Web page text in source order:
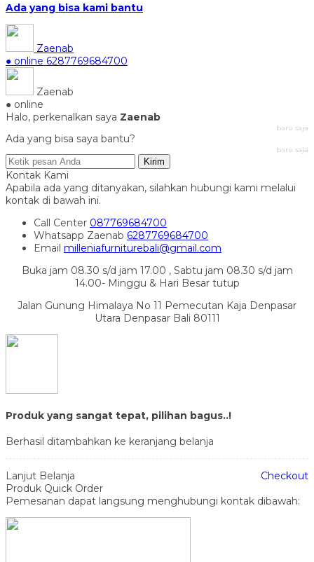
Ada yang bisa kami bantu
Zaenab
● online 6287769684700
Zaenab
● online
Halo, perkenalkan saya Zaenab
baru saja
Ada yang bisa saya bantu?
baru saja
Kirim
Kontak Kami
Apabila ada yang ditanyakan, silahkan hubungi kami melalui
kontak di bawah ini.
Call Center 087769684700
Whatsapp Zaenab 6287769684700
Email milleniafurniturebali@gmail.com
Buka jam 08.30 s/d jam 17.00 , Sabtu jam 08.30 s/d jam
14.00- Minggu & Hari Besar tutup
Jalan Gunung Himalaya No 11 Pemecutan Kaja Denpasar
Utara Denpasar Bali 80111
Produk yang sangat tepat, pilihan bagus..!
Berhasil ditambahkan ke keranjang belanja
Lanjut Belanja
Checkout
Produk Quick Order
Pemesanan dapat langsung menghubungi kontak dibawah: